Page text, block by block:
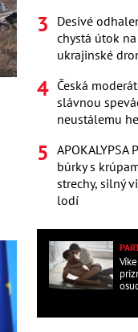
Desivé
chystá útok
ukrajinské
Česká
slávnou
neustálemu
búrky s
strechy, silný
lodí